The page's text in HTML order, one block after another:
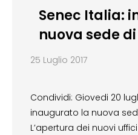
Senec Italia:
nuova sede
25 Luglio 2017
Condividi: Giovedi 20
inaugurato la nuova
L’apertura dei nuovi